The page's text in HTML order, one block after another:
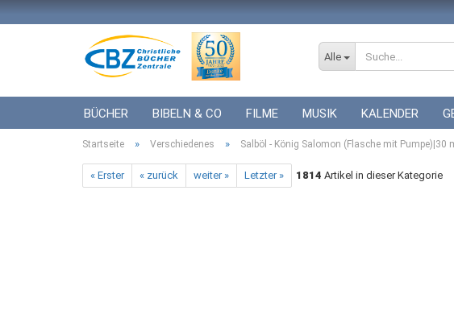
Alle
BÜCHER BIBELN & CO FILME MUSIK KALENDER
ICF BÜCHER VERSCHIEDENES GESCHENKE ZUR HOCHZEIT
Startseite » Verschiedenes » Salböl - König Salomon (Flasche mit
« Erster « zurück weiter » Letzter » 1814 Artikel in dieser Kategorie